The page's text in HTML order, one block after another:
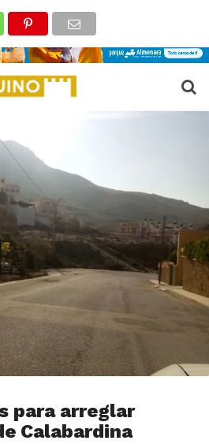
para arreglar
Calabardina